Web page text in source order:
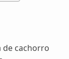
de cachorro